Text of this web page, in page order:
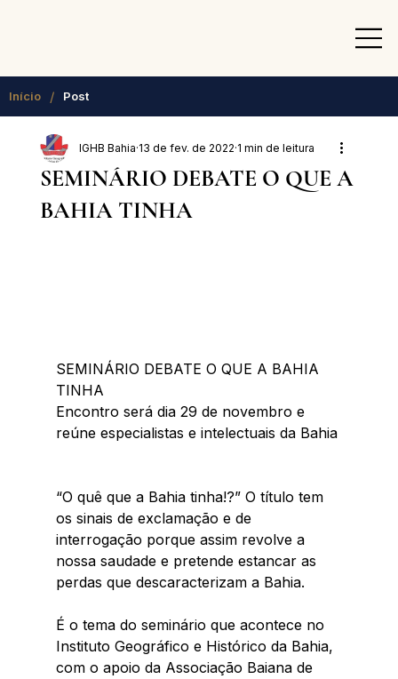
Início / Post
SEMINÁRIO DEBATE O QUE A
BAHIA TINHA
IGHB Bahia 13 de fev. de 2022 1 min de leitura
SEMINÁRIO DEBATE O QUE A BAHIA
TINHA
Encontro será dia 29 de novembro e
reúne especialistas e intelectuais da Bahia
“O quê que a Bahia tinha!?” O título tem
os sinais de exclamação e de
interrogação porque assim revolve a
nossa saudade e pretende estancar as
perdas que descaracterizam a Bahia.
É o tema do seminário que acontece no
Instituto Geográfico e Histórico da Bahia,
com o apoio da Associação Baiana de